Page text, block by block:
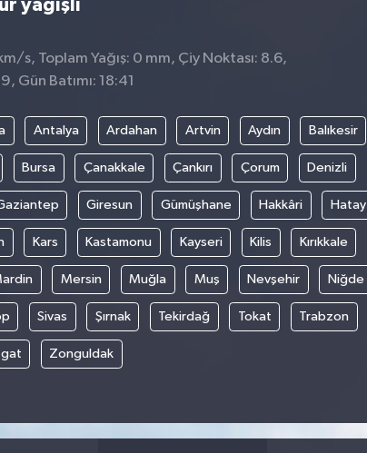
yağışlı
s, Toplam Yağış: 0 mm, Çiy Noktası: 8.6,
Gün Batımı: 18:41
Antalya Ardahan Artvin Aydın Balıkesir
Bursa Çanakkale Çankırı Çorum Denizli
Giresun Gümüşhane Hakkâri Hatay
Kars Kastamonu Kayseri Kilis Kırıkkale
Mersin Muğla Muş Nevşehir Niğde
Sivas Şırnak Tekirdağ Tokat Trabzon
Zonguldak